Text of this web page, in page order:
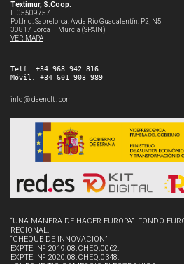
Textimur, S.Coop.
F-05509757
Pol.Ind. Saprelorca. Avda Río Guadalentín. P2, N5
30817 Lorca – Murcia (SPAIN)
VER MAPA
Telf. +34 968 942 816
Móvil. +34 601 903 989
info @ daenclt . com
“UNA MANERA DE HACER EUROPA”. FONDO
REGIONAL.
“CHEQUE DE INNOVACION”
EXPTE. Nº 2019.08.CHEQ.0062.
EXPTE. Nº 2020.08.CHEQ.0348.